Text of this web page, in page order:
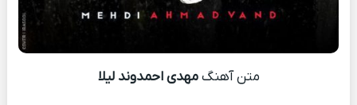
متن آهنگمهدی احمدوند لیلا